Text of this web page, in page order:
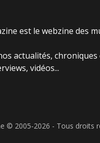
est le webzine des
actualités,
vidéos...
© 2005-2026 - Tous droits